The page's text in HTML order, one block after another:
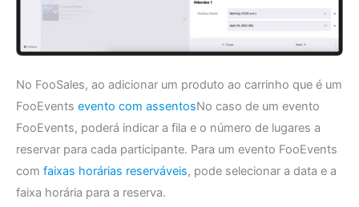
No FooSales, ao adicionar um produto ao carrinho que é um
FooEvents evento com assentosNo caso de um evento
FooEvents, poderá indicar a fila e o número de lugares a
reservar para cada participante. Para um evento FooEvents
com faixas horárias reserváveis, pode selecionar a data e a
faixa horária para a reserva.